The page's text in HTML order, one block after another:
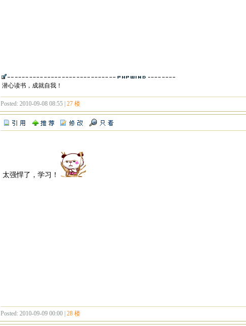
潜心读书，成就自我！
Posted: 2010-09-08 08:55 | 27 楼
太强悍了，学习！
Posted: 2010-09-09 00:00 | 28 楼